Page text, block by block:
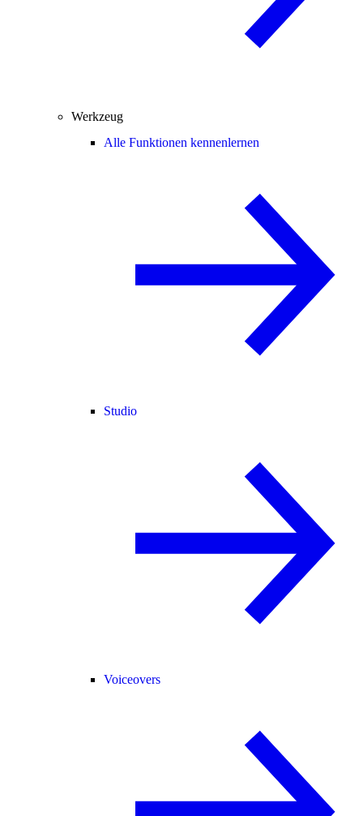
Werkzeug
Alle Funktionen kennenlernen
Studio
Voiceovers